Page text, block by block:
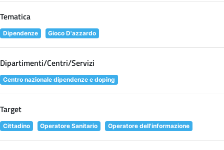
Tematica
Dipendenze Gioco D'azzardo
Dipartimenti/Centri/Servizi
Centro nazionale dipendenze e doping
Target
Cittadino Operatore Sanitario Operatore dell'informazione